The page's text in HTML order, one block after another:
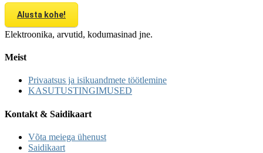
Alusta kohe!
Elektroonika, arvutid, kodumasinad jne.
Meist
Privaatsus ja isikuandmete töötlemine
KASUTUSTINGIMUSED
Kontakt & Saidikaart
Võta meiega ühenust
Saidikaart